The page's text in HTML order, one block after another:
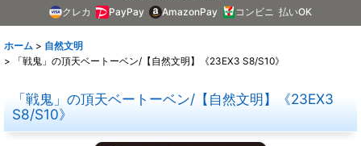
クレカ
PayPay AmazonPay コンビニ 払いOK
ホーム > 自然文明
>
「戦鬼」の頂天ベートーベン/【自然文明】《23EX3 S8/S10》
「戦鬼」の頂天ベートーベン/【自然文明】《23EX3
S8/S10》